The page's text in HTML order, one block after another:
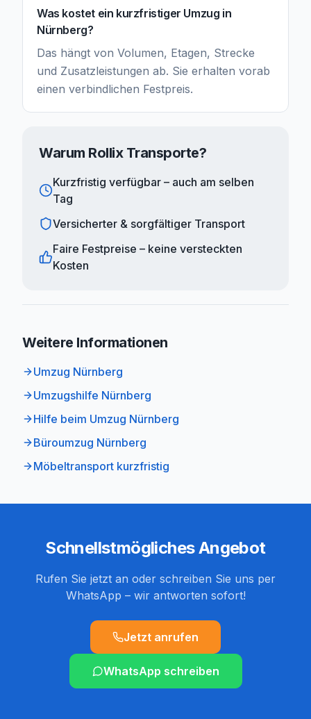
Was kostet ein kurzfristiger Umzug in
Nürnberg?
Das hängt von Volumen, Etagen, Strecke
und Zusatzleistungen ab. Sie erhalten vorab
einen verbindlichen Festpreis.
Warum Rollix Transporte?
Kurzfristig verfügbar – auch am selben
Tag
Versicherter & sorgfältiger Transport
Faire Festpreise – keine versteckten
Kosten
Weitere Informationen
Umzug Nürnberg
Umzugshilfe Nürnberg
Hilfe beim Umzug Nürnberg
Büroumzug Nürnberg
Möbeltransport kurzfristig
Schnellstmögliches Angebot
Rufen Sie jetzt an oder schreiben Sie uns per
WhatsApp – wir antworten sofort!
Jetzt anrufen
WhatsApp schreiben